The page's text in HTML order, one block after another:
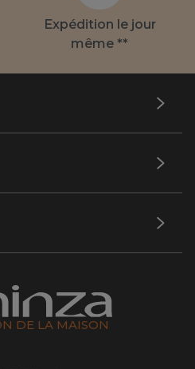
Expédition le jour
même **
DE LA MAISON